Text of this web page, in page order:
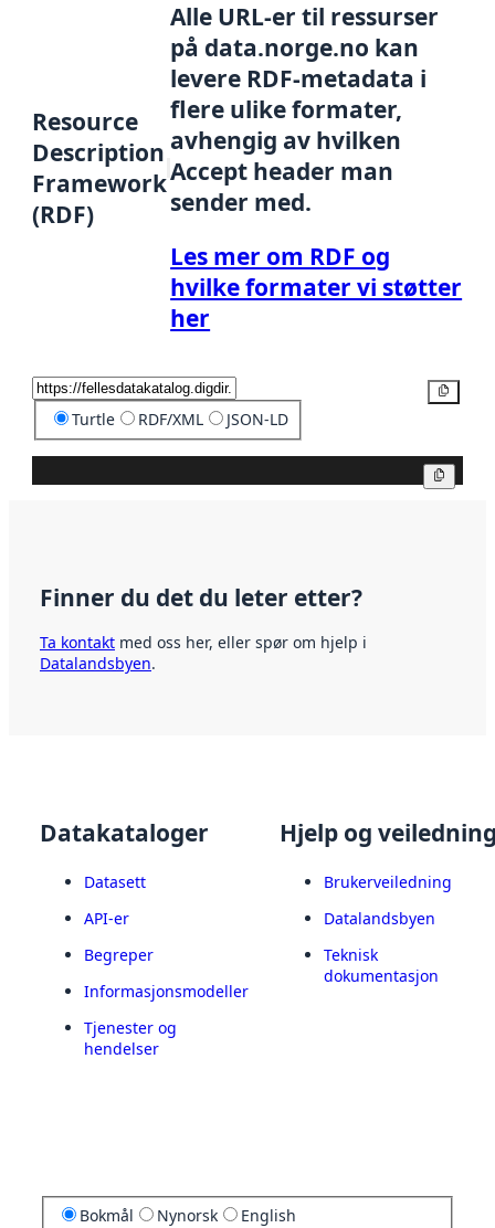
Resource
Description
Framework
(RDF)
Alle URL-er til ressurser
på data.norge.no kan
levere RDF-metadata i
flere ulike formater,
avhengig av hvilken
Accept header man
sender med.
Les mer om RDF og
hvilke formater vi støtter
her
Turtle RDF/XML JSON-LD
Finner du det du leter etter?
Ta kontakt med oss her, eller spør om hjelp i
Datalandsbyen.
Datakataloger
Datasett
API-er
Begreper
Informasjonsmodeller
Tjenester og
hendelser
Hjelp og
Brukerveiledning
Datalandsbyen
Teknisk
dokumentasjon
Bokmål Nynorsk English